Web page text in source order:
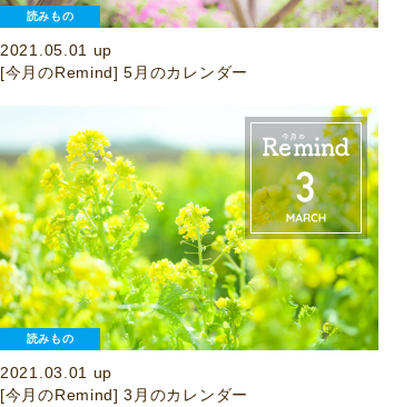
読みもの
2021.05.01 up
[今月のRemind] 5月のカレンダー
読みもの
2021.03.01 up
[今月のRemind] 3月のカレンダー